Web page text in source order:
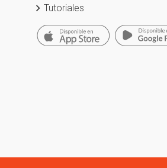
Tutoriales